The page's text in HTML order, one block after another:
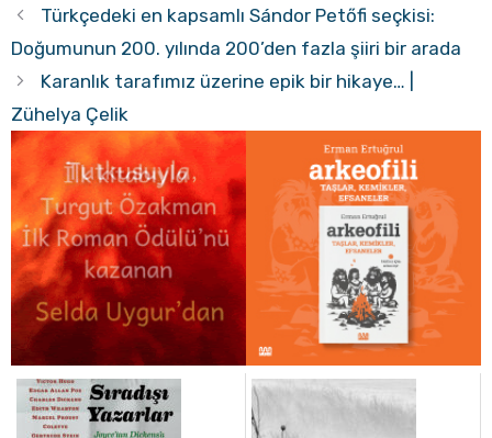
Türkçedeki en kapsamlı Sándor Petőfi seçkisi:
Doğumunun 200. yılında 200’den fazla şiiri bir arada
Karanlık tarafımız üzerine epik bir hikaye… |
Zühelya Çelik